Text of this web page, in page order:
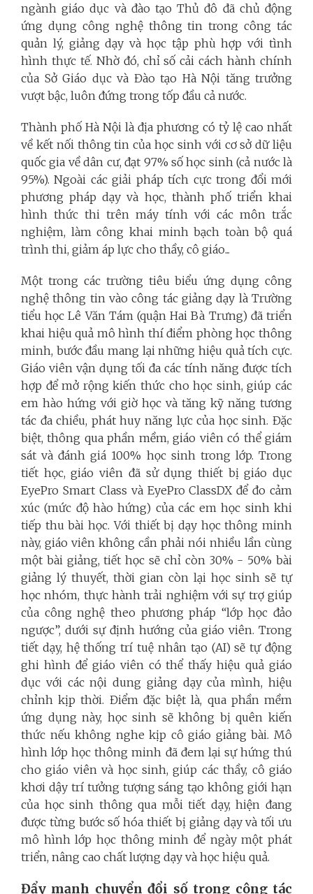
ngành giáo dục và đào tạo Thủ đô đã chủ động
ứng dụng công nghệ thông tin trong công tác
quản lý, giảng dạy và học tập phù hợp với tình
hình thực tế. Nhờ đó, chỉ số cải cách hành chính
của Sở Giáo dục và Đào tạo Hà Nội tăng trưởng
vượt bậc, luôn đứng trong tốp đầu cả nước.
Thành phố Hà Nội là địa phương có tỷ lệ cao nhất
về kết nối thông tin của học sinh với cơ sở dữ liệu
quốc gia về dân cư, đạt 97% số học sinh (cả nước là
95%). Ngoài các giải pháp tích cực trong đổi mới
phương pháp dạy và học, thành phố triển khai
hình thức thi trên máy tính với các môn trắc
nghiệm, làm công khai minh bạch toàn bộ quá
trình thi, giảm áp lực cho thầy, cô giáo...
Một trong các trường tiêu biểu ứng dụng công
nghệ thông tin vào công tác giảng dạy là Trường
tiểu học Lê Văn Tám (quận Hai Bà Trưng) đã triển
khai hiệu quả mô hình thí điểm phòng học thông
minh, bước đầu mang lại những hiệu quả tích cực.
Giáo viên vận dụng tối đa các tính năng được tích
hợp để mở rộng kiến thức cho học sinh, giúp các
em hào hứng với giờ học và tăng kỹ năng tương
tác đa chiều, phát huy năng lực của học sinh. Đặc
biệt, thông qua phần mềm, giáo viên có thể giám
sát và đánh giá 100% học sinh trong lớp. Trong
tiết học, giáo viên đã sử dụng thiết bị giáo dục
EyePro Smart Class và EyePro ClassDX để đo cảm
xúc (mức độ hào hứng) của các em học sinh khi
tiếp thu bài học. Với thiết bị dạy học thông minh
này, giáo viên không cần phải nói nhiều lần cùng
một bài giảng, tiết học sẽ chỉ còn 30% - 50% bài
giảng lý thuyết, thời gian còn lại học sinh sẽ tự
học nhóm, thực hành trải nghiệm với sự trợ giúp
của công nghệ theo phương pháp “lớp học đảo
ngược”, dưới sự định hướng của giáo viên. Trong
tiết dạy, hệ thống trí tuệ nhân tạo (AI) sẽ tự động
ghi hình để giáo viên có thể thấy hiệu quả giáo
dục với các nội dung giảng dạy của mình, hiệu
chỉnh kịp thời. Điểm đặc biệt là, qua phần mềm
ứng dụng này, học sinh sẽ không bị quên kiến
thức nếu không nghe kịp cô giáo giảng bài. Mô
hình lớp học thông minh đã đem lại sự hứng thú
cho giáo viên và học sinh, giúp các thầy, cô giáo
khơi dậy trí tưởng tượng sáng tạo không giới hạn
của học sinh thông qua mỗi tiết dạy, hiện đang
được từng bước số hóa thiết bị giảng dạy và tối ưu
mô hình lớp học thông minh để ngày một phát
triển, nâng cao chất lượng dạy và học hiệu quả.
Đẩy mạnh chuyển đổi số trong công tác